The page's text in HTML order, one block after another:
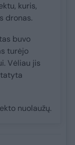
kuris,
dronas.
buvo
turėjo
Vėliau jis
nuolaužų.